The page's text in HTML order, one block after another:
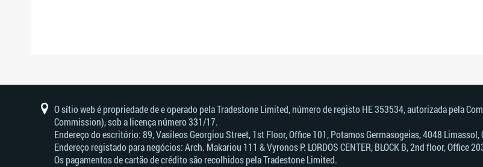
O sítio web é propriedade de e operado pela Tradestone Limited, número de registo HE 353534, autorizada pela
Commission), sob a licença número 331/17.
Endereço do escritório: 89, Vasileos Georgiou Street, 1st Floor, Office 101, Potamos Germasogeias, 4048 Limassol,
Endereço registado para negócios: Arch. Makariou 111 & Vyronos Р. LORDOS CENTER, BLOCK В, 2nd floor, Office
Os pagamentos de cartão de crédito são recolhidos pela Tradestone Limited.